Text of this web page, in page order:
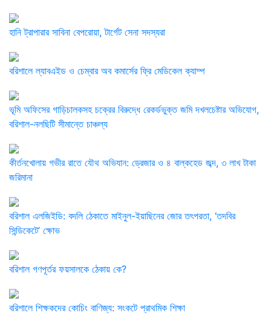
হানি ট্রাপারার সাবিনা বেপরোয়া, টার্গেট সেনা সদস্যরা
বরিশালে ল্যাবএইড ও চেম্বার অব কমার্সের ফ্রি মেডিকেল ক্যাম্প
‎ভূমি অফিসের গাড়িচালকসহ চক্রের বিরুদ্ধে রেকর্ডভুক্ত জমি দখলচেষ্টার অভিযোগ,
বরিশাল-নলছিটি সীমান্তে চাঞ্চল্য
কীর্তনখোলায় গভীর রাতে যৌথ অভিযান: ড্রেজার ও ৪ বাল্কহেড জব্দ, ৩ লাখ টাকা
জরিমানা
বরিশাল এলজিইডি: বদলি ঠেকাতে মাইনুল-ইয়াছিনের জোর তৎপরতা, ‘তদবির
সিন্ডিকেটে’ ক্ষোভ
বরিশাল গণপূর্তর ফয়সালকে ঠেকায় কে?
বরিশালে শিক্ষকদের কোচিং বাণিজ্য: সংকটে প্রাথমিক শিক্ষা